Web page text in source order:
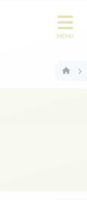
MENU